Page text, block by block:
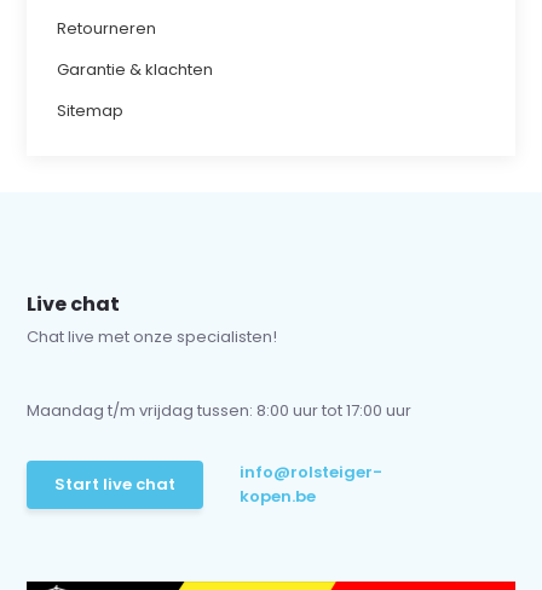
Retourneren
Garantie & klachten
Sitemap
Live chat
Chat live met onze specialisten!
Maandag t/m vrijdag tussen: 8:00 uur tot 17:00 uur
Start live chat
info@rolsteiger-
kopen.be